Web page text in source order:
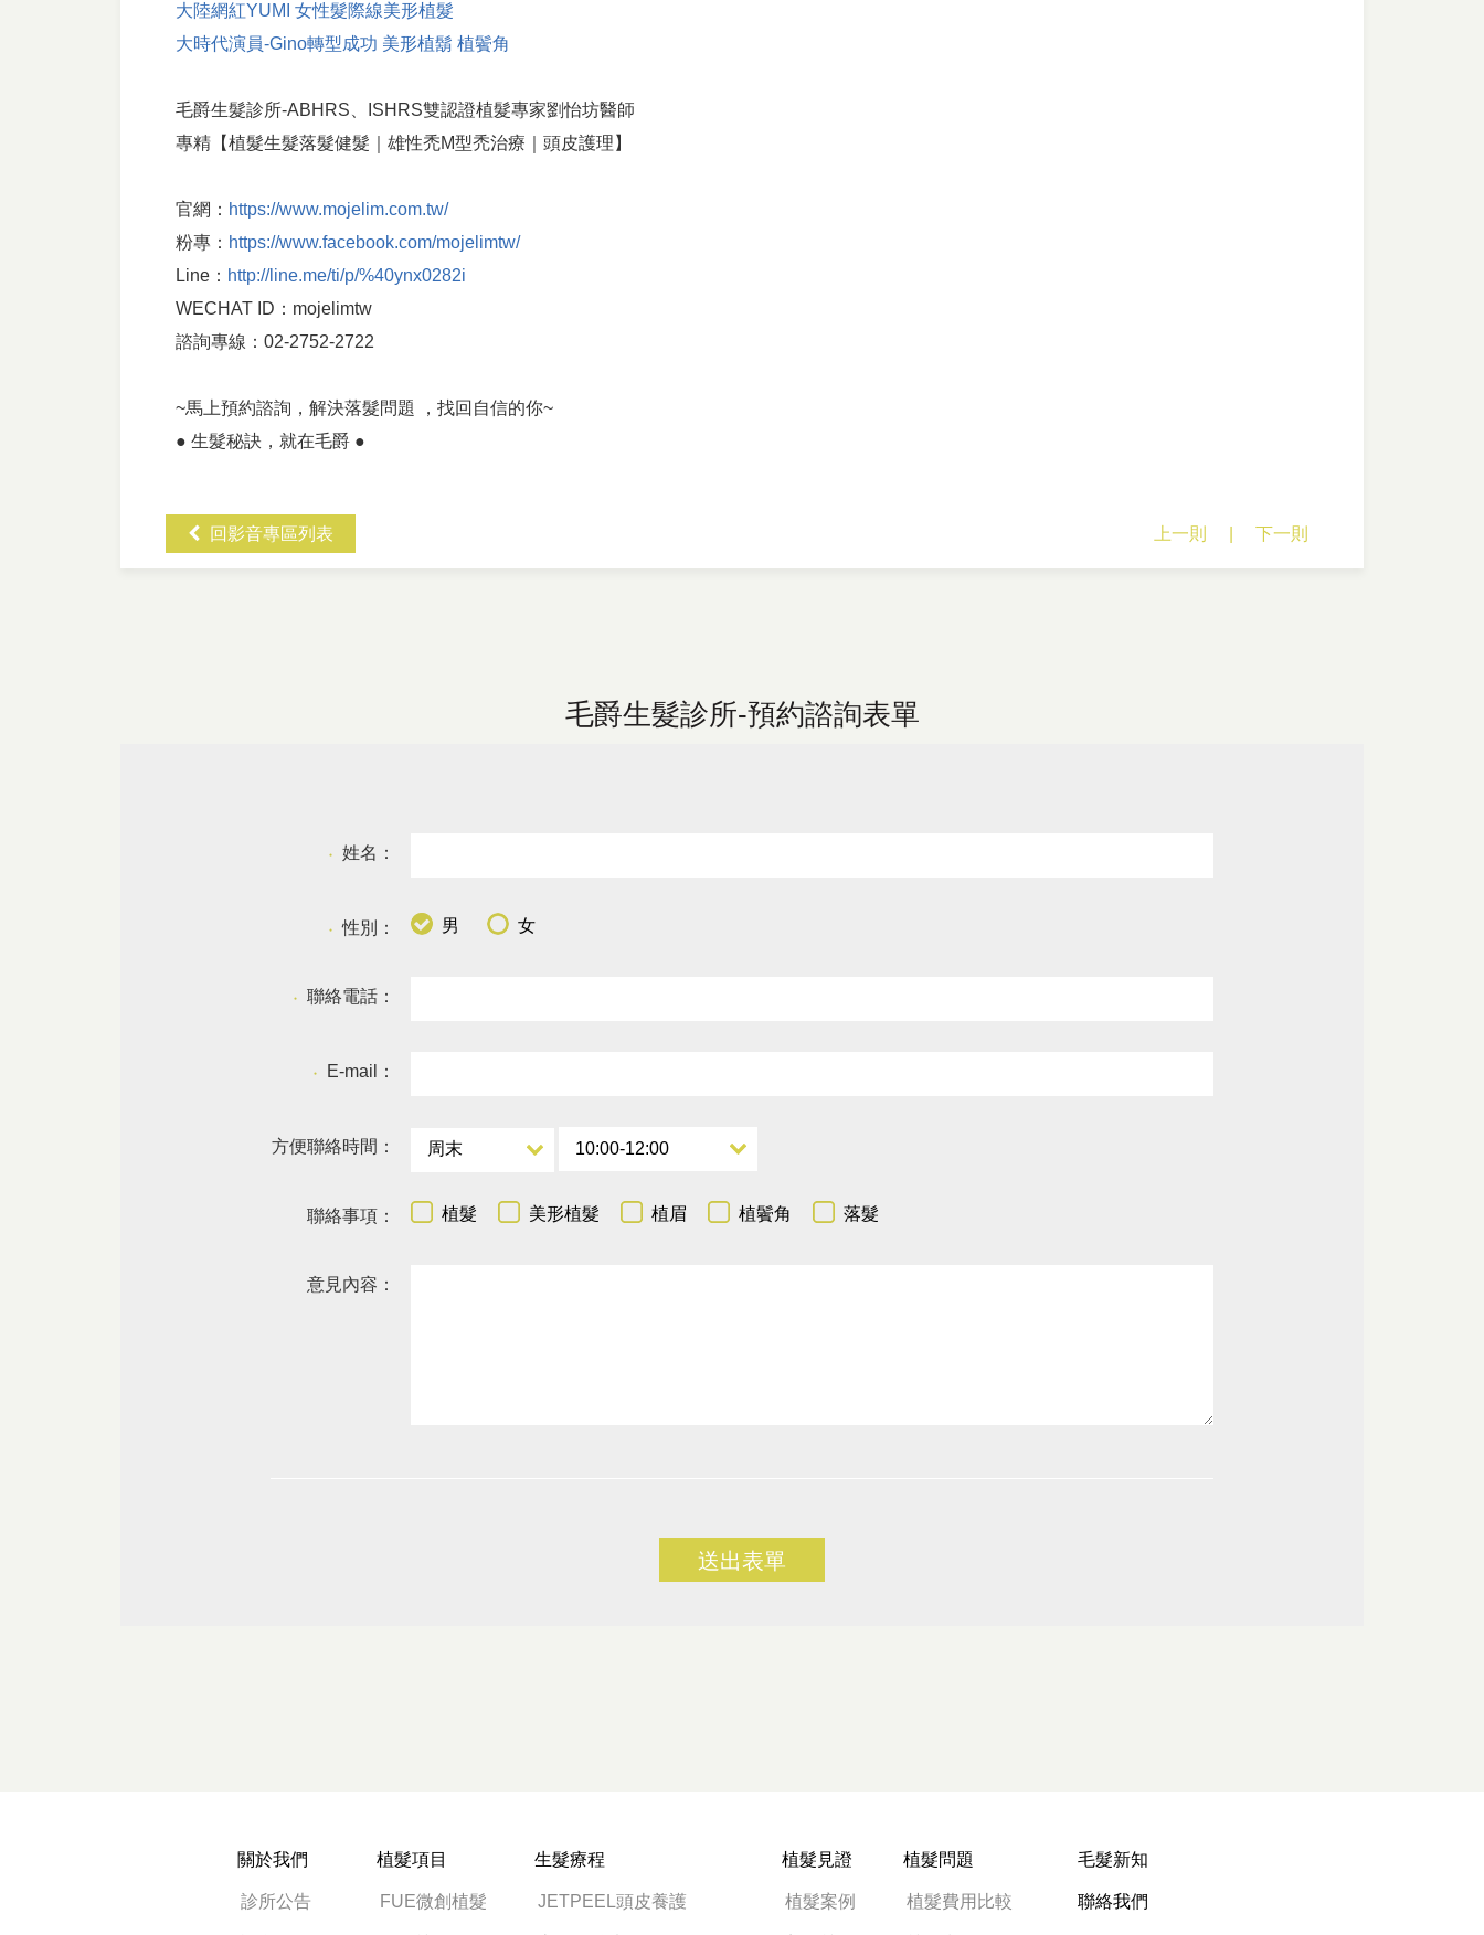
大陸網紅YUMI 女性髮際線美形植髮
大時代演員-Gino轉型成功 美形植鬍 植鬢角
毛爵生髮診所-ABHRS、ISHRS雙認證植髮專家劉怡坊醫師
專精【植髮生髮落髮健髮｜雄性禿M型禿治療｜頭皮護理】
官網： https://www.mojelim.com.tw/
粉專： https://www.facebook.com/mojelimtw/
Line： http://line.me/ti/p/%40ynx0282i
WECHAT ID：mojelimtw
諮詢專線：02-2752-2722
~馬上預約諮詢，解決落髮問題 ，找回自信的你~
● 生髮秘訣，就在毛爵 ●
回影音專區列表 上一則 下一則
毛爵生髮診所-預約諮詢表單
● 姓名：
● 性別： 男 女
● 聯絡電話：
● E-mail：
方便聯絡時間：
聯絡事項： 植髮 美形植髮 植眉 植鬢角 落髮
意見內容：
送出表單
關於我們
診所公告
植髮項目
FUE微創植髮
生髮療程
JETPEEL頭皮養護
植髮見證
植髮案例
植髮問題
植髮費用比較
毛髮新知
聯絡我們